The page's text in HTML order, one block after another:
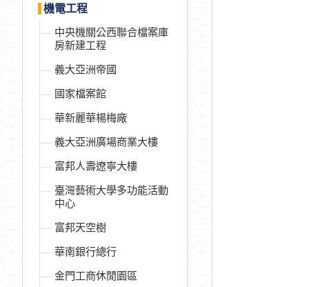
機電工程
中央機關公西聯合檔案庫
房新建工程
義大亞洲帝國
國家檔案館
華新麗華楊梅廠
義大亞洲廣場商業大樓
富邦人壽遼寧大樓
臺灣藝術大學多功能活動
中心
富邦天空樹
華南銀行總行
金門工商休閒園區